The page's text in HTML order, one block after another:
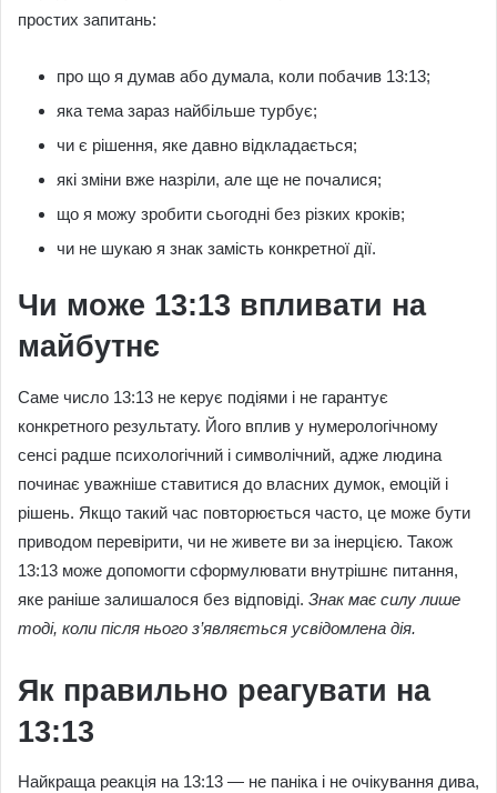
простих запитань:
про що я думав або думала, коли побачив 13:13;
яка тема зараз найбільше турбує;
чи є рішення, яке давно відкладається;
які зміни вже назріли, але ще не почалися;
що я можу зробити сьогодні без різких кроків;
чи не шукаю я знак замість конкретної дії.
Чи може 13:13 впливати на
майбутнє
Саме число 13:13 не керує подіями і не гарантує
конкретного результату. Його вплив у нумерологічному
сенсі радше психологічний і символічний, адже людина
починає уважніше ставитися до власних думок, емоцій і
рішень. Якщо такий час повторюється часто, це може бути
приводом перевірити, чи не живете ви за інерцією. Також
13:13 може допомогти сформулювати внутрішнє питання,
яке раніше залишалося без відповіді. Знак має силу лише
тоді, коли після нього з’являється усвідомлена дія.
Як правильно реагувати на
13:13
Найкраща реакція на 13:13 — не паніка і не очікування дива,